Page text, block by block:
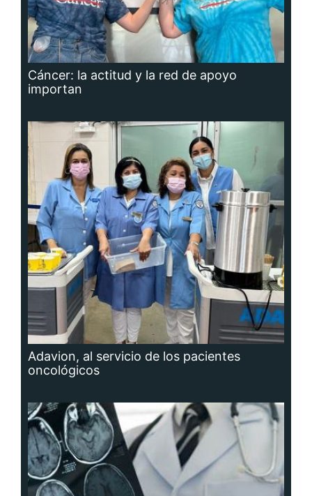
Cáncer: la actitud y la red de apoyo
importan
Adavion, al servicio de los pacientes
oncológicos